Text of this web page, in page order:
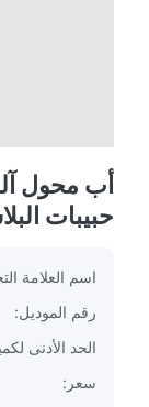
أب محول آلة
حبيبات
اسم العلامة التجارية:
رقم الموديل:
الحد الأدنى لكمية